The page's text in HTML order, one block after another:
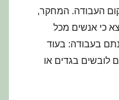
העבודה. המחקר,
מצא כי אנשים מכל
בעבודה: בעוד
בגדים או